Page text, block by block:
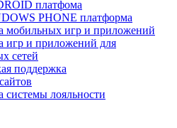
платфома
PHONE платформа
мобильных игр и приложений
игр и приложений для
сетей
поддержка
системы лояльности